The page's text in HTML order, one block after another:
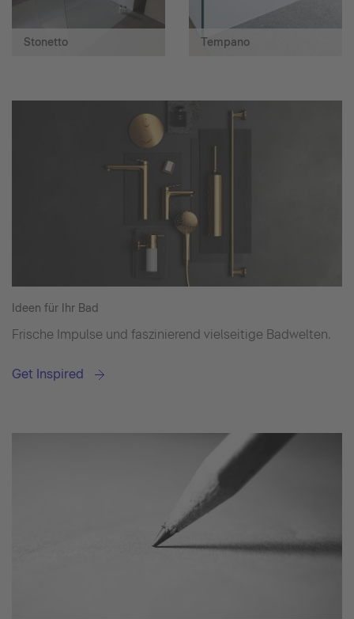
Stonetto Tempano
Ideen für Ihr Bad
Frische Impulse und faszinierend vielseitige Badwelten.
Get Inspired